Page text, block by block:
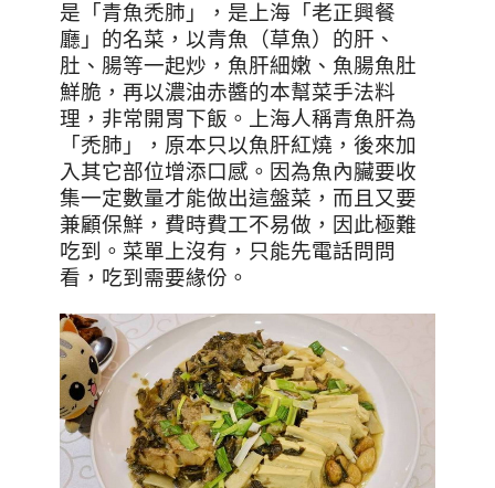
是「青魚禿肺」，是上海「老正興餐
廳」的名菜，以青魚（草魚）的肝、
肚、腸等一起炒，魚肝細嫩、魚腸魚肚
鮮脆，再以濃油赤醬的本幫菜手法料
理，非常開胃下飯。上海人稱青魚肝為
「禿肺」，原本只以魚肝紅燒，後來加
入其它部位增添口感。因為魚內臟要收
集一定數量才能做出這盤菜，而且又要
兼顧保鮮，費時費工不易做，因此極難
吃到。菜單上沒有，只能先電話問問
看，吃到需要緣份。